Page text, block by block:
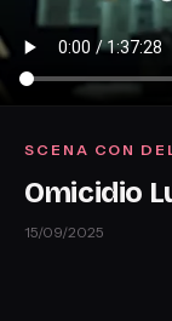
SCENA CON
Omicidio
15/09/2025